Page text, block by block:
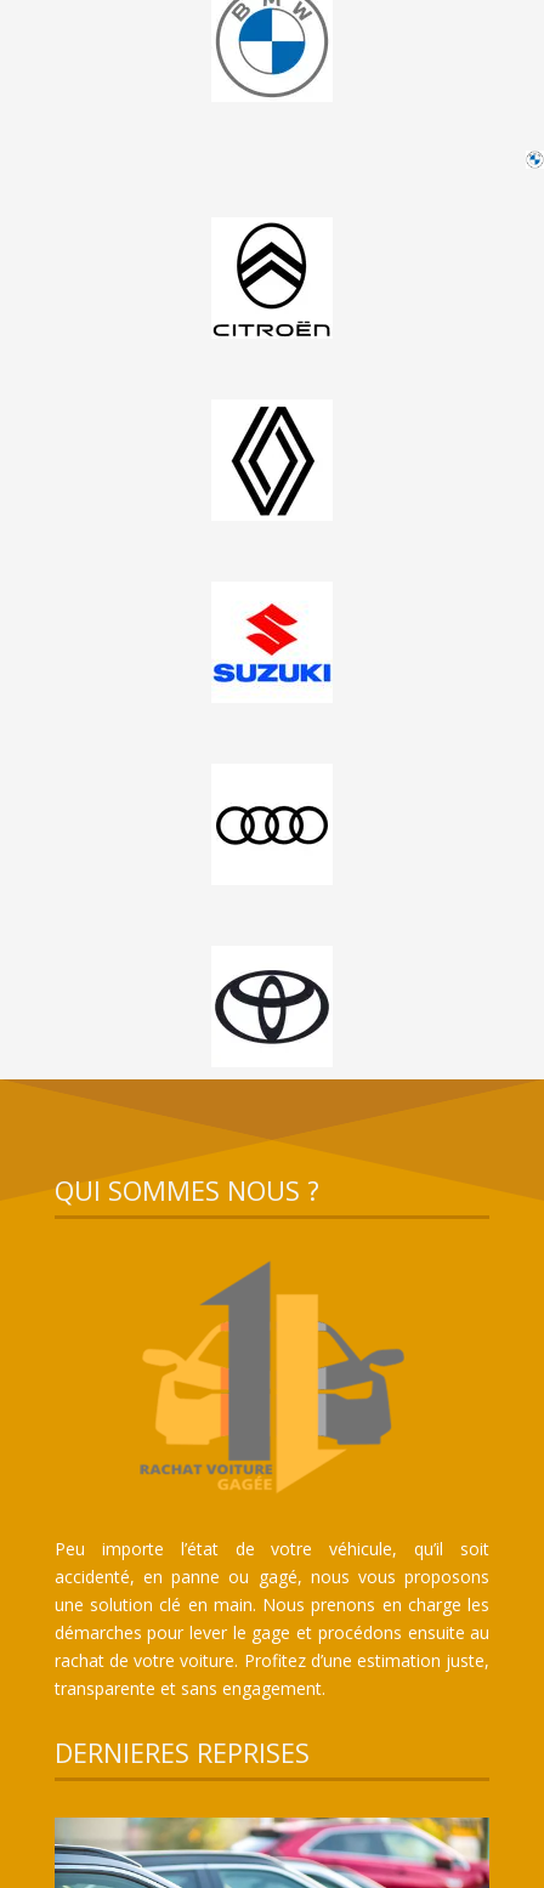
QUI SOMMES NOUS ?
Peu importe l’état de votre véhicule, qu’il soit
accidenté, en panne ou gagé, nous vous proposons
une solution clé en main. Nous prenons en charge les
démarches pour lever le gage et procédons ensuite au
rachat de votre voiture. Profitez d’une estimation juste,
transparente et sans engagement.
DERNIERES REPRISES